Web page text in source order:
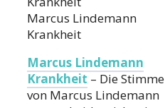
Marcus Lindemann
Krankheit
Marcus Lindemann
Krankheit – Die Stimme
von Marcus Lindemann